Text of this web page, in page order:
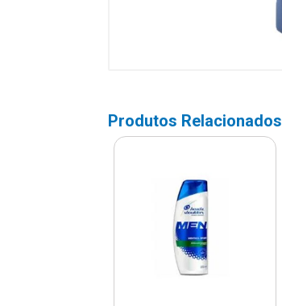
Produtos Relacionados